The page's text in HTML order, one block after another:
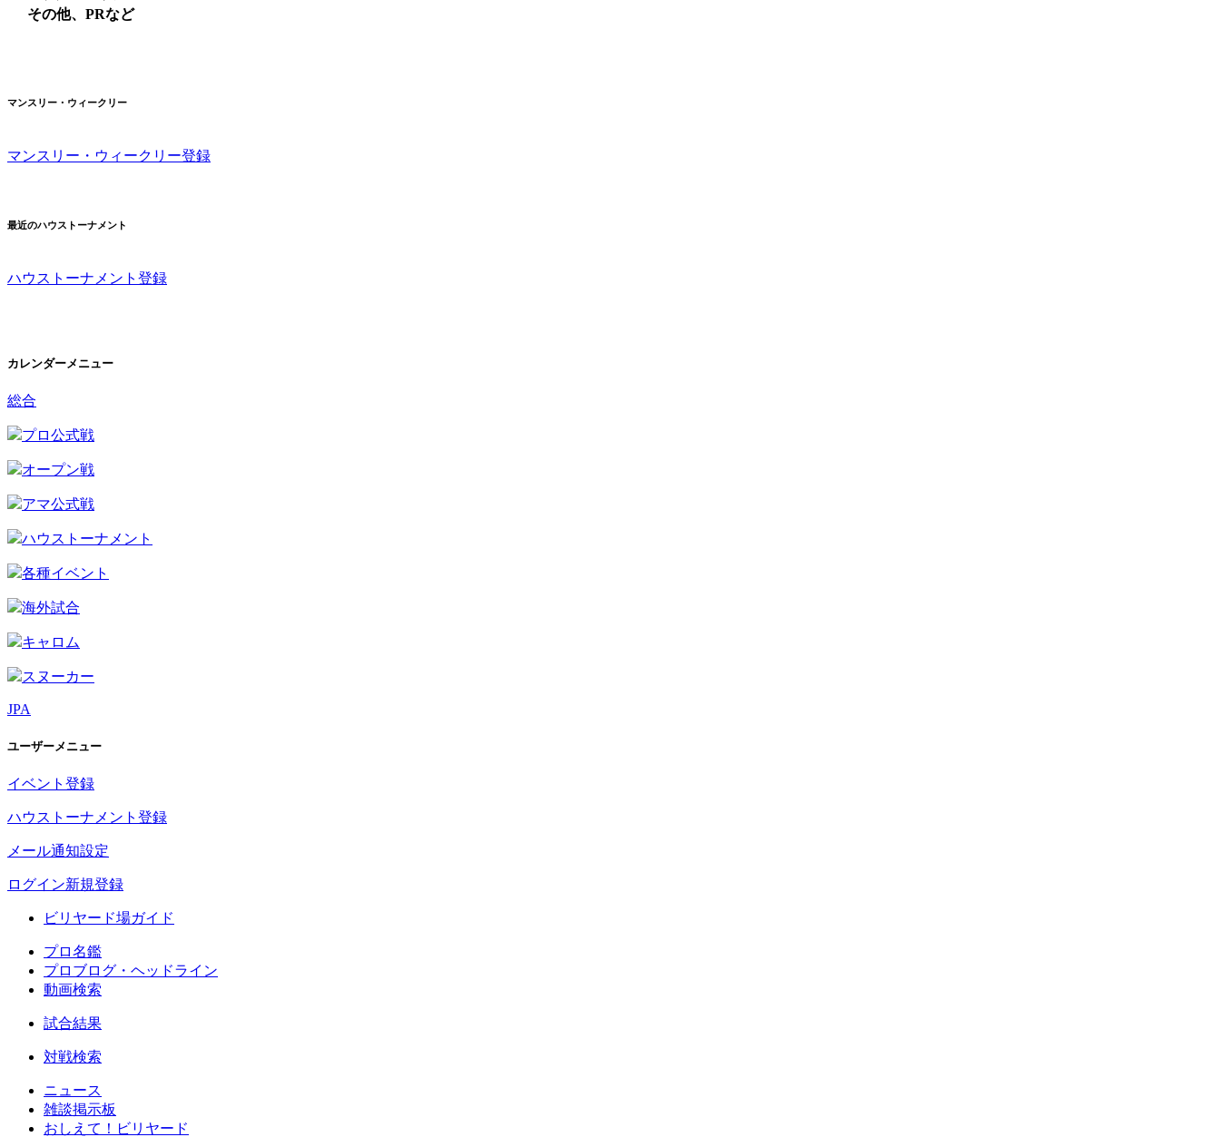
その他、PRなど
マンスリー・ウィークリー
マンスリー・ウィークリー登録
最近のハウストーナメント
ハウストーナメント登録
カレンダーメニュー
総合
プロ公式戦
オープン戦
アマ公式戦
ハウストーナメント
各種イベント
海外試合
キャロム
スヌーカー
JPA
ユーザーメニュー
イベント登録
ハウストーナメント登録
メール通知設定
ログイン新規登録
ビリヤード場ガイド
プロ名鑑
プロブログ・ヘッドライン
動画検索
試合結果
対戦検索
ニュース
雑談掲示板
おしえて！ビリヤード